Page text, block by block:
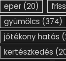
eper (20)
gyümölcs (374)
jótékony hatás
kertészkedés